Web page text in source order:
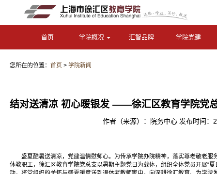
首页 学院概况 汇智品牌 学院党建
您所在的位置： 首页 > 学院新闻
结对送清凉 初心暖银发 ——徐汇区教育学院党
作者（来源）：院务中心 发布时间：
盛夏酷暑送清凉，党建温情慰师心。为传承学院办院精神，落实尊老敬老服
休教职工，徐汇区教育学院党总支以暑期主题党日为载体，组织全体党员开展“夏